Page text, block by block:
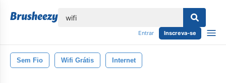
Entrar Inscreva-se
Sem Fio Wifi Grátis Internet